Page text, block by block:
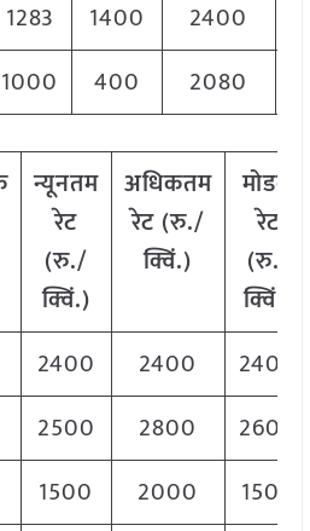
1283 1400 2400
1000 400 2080
न्यूनतम
रेट
(रु./
क्विं.)
अधिकतम
रेट (रु./
क्विं.)
मोडल
रेट
(रु./
क्विं
2400 2400
2400
2500 2800
2600
1500 2000
1500